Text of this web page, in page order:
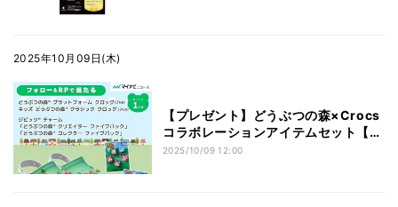
2025年10月09日(木)
【プレゼント】どうぶつの森×Crocs
コラボレーションアイテムセット【1
名様】
2025/10/09 12:00